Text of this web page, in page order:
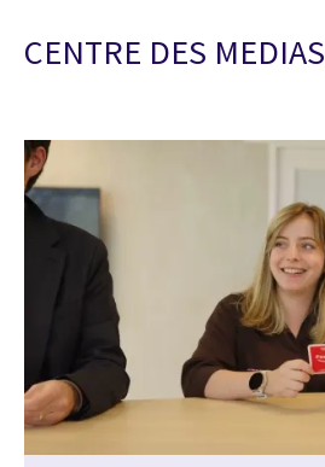
CENTRE DES MEDIAS